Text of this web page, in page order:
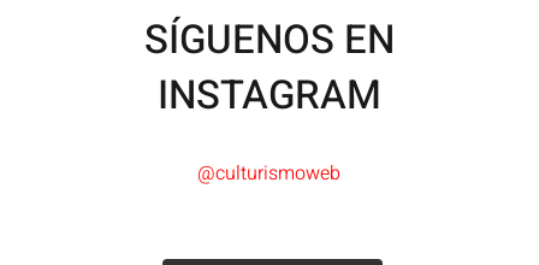
SÍGUENOS EN
INSTAGRAM
@culturismoweb